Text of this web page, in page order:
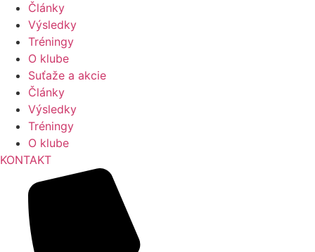
Články
Výsledky
Tréningy
O klube
Suťaže a akcie
Články
Výsledky
Tréningy
O klube
KONTAKT